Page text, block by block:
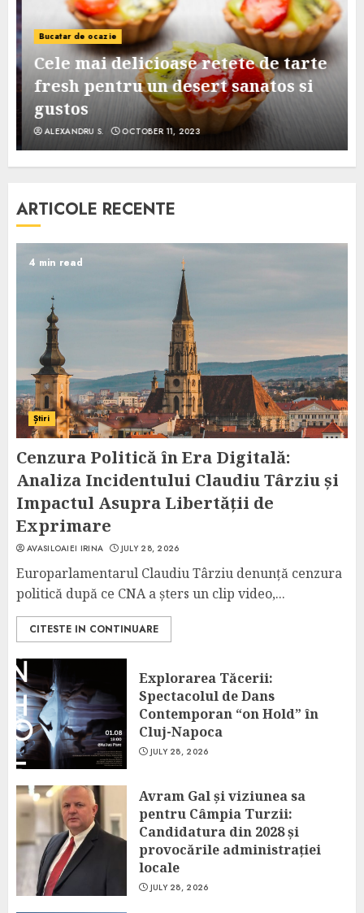
Bucatar de ocazie
Cele mai delicioase retete de tarte
fresh pentru un desert sanatos si
gustos
ALEXANDRU S. OCTOBER 11, 2023
ARTICOLE RECENTE
4 min read
Știri
Cenzura Politică în Era Digitală:
Analiza Incidentului Claudiu Târziu și
Impactul Asupra Libertății de
Exprimare
AVASILOAIEI IRINA JULY 28, 2026
Europarlamentarul Claudiu Târziu denunță cenzura
politică după ce CNA a șters un clip video,...
CITESTE IN CONTINUARE
Explorarea Tăcerii:
Spectacolul de Dans
Contemporan “on Hold” în
Cluj-Napoca
JULY 28, 2026
Avram Gal și viziunea sa
pentru Câmpia Turzii:
Candidatura din 2028 și
provocările administrației
locale
JULY 28, 2026